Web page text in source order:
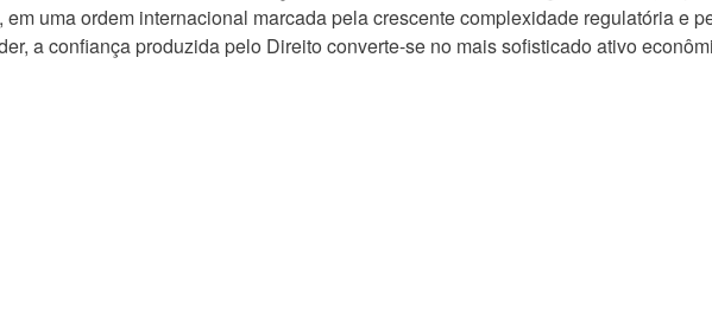
uma ordem internacional marcada pela crescente complexidade regulatória e
a confiança produzida pelo Direito converte-se no mais sofisticado ativo